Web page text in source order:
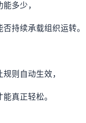
多少，
否持续承载组织运转。
规则自动生效，
真正轻松。